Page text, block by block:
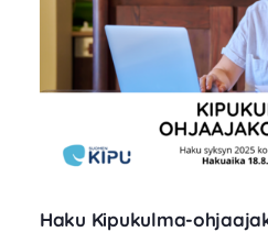
Haku Kipukulma-